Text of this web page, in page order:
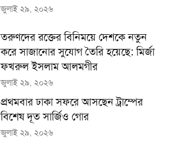
জুলাই ২৯, ২০২৬
তরুণদের রক্তের বিনিময়ে দেশকে নতুন
করে সাজানোর সুযোগ তৈরি হয়েছে: মির্জা
ফখরুল ইসলাম আলমগীর
জুলাই ২৯, ২০২৬
প্রথমবার ঢাকা সফরে আসছেন ট্রাম্পের
বিশেষ দূত সার্জিও গোর
জুলাই ২৯, ২০২৬